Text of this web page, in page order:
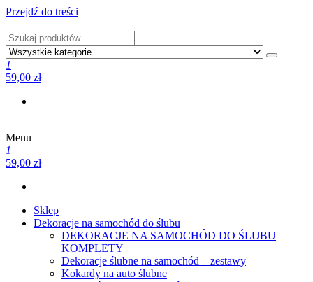
Przejdź do treści
PRODUCENT DEKORACJI ŚLUBNYCH I NIE TYLKO
1
59,00 zł
PRODUCENT DEKORACJI ŚLUBNYCH I NIE TYLKO
Menu
1
59,00 zł
Sklep
Dekoracje na samochód do ślubu
DEKORACJE NA SAMOCHÓD DO ŚLUBU
KOMPLETY
Dekoracje ślubne na samochód – zestawy
Kokardy na auto ślubne